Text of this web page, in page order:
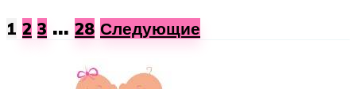
1 2 3 … 28 Следующие